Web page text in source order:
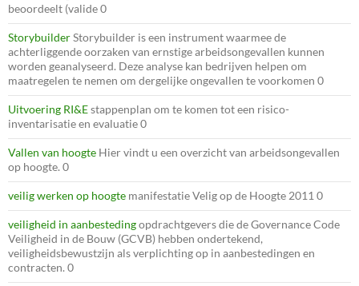
beoordeelt (valide 0
StorybuilderStorybuilder is een instrument waarmee de
achterliggende oorzaken van ernstige arbeidsongevallen kunnen
worden geanalyseerd. Deze analyse kan bedrijven helpen om
maatregelen te nemen om dergelijke ongevallen te voorkomen 0
Uitvoering RI&Estappenplan om te komen tot een risico-
inventarisatie en evaluatie 0
Vallen van hoogte Hier vindt u een overzicht van arbeidsongevallen
op hoogte. 0
veilig werken op hoogte manifestatie Velig op de Hoogte 2011 0
veiligheid in aanbestedingopdrachtgevers die de Governance Code
Veiligheid in de Bouw (GCVB) hebben ondertekend,
veiligheidsbewustzijn als verplichting op in aanbestedingen en
contracten. 0